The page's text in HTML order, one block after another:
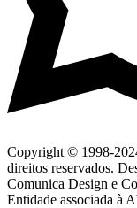
Copyright © 1998-
direitos reservados.
Comunica Design e
Entidade associada à